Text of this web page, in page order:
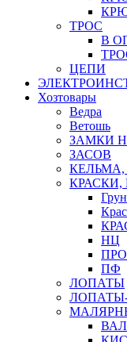
ТРОС
В
ЦЕПИ
Хозтовары
Ведра
Ветошь
ЗАМКИ
ЗАСОВ
КРАСКИ,
НЦ
ПФ
ЛОПАТЫ